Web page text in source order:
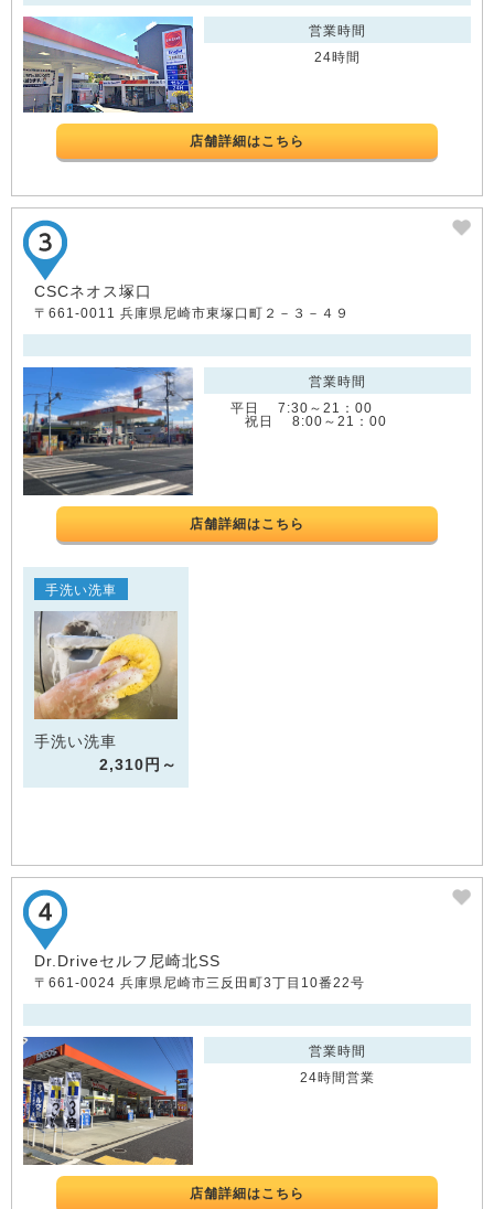
営業時間
24時間
店舗詳細はこちら
CSCネオス塚口
〒661-0011 兵庫県尼崎市東塚口町２－３－４９
営業時間
平日 7:30～21：00
祝日 8:00～21：00
店舗詳細はこちら
手洗い洗車
手洗い洗車
2,310円～
Dr.Driveセルフ尼崎北SS
〒661-0024 兵庫県尼崎市三反田町3丁目10番22号
営業時間
24時間営業
店舗詳細はこちら